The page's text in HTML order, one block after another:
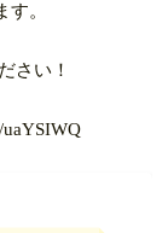
。
さい！